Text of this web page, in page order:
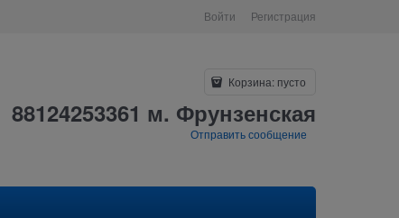
Войти Регистрация
Корзина: пусто
88124253361 м. Фрунзенская
Отправить сообщение